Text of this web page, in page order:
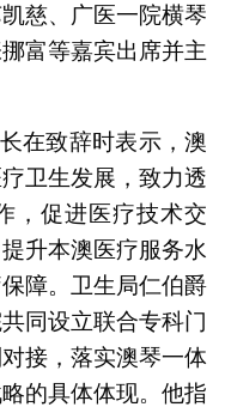
慈、广医一院横琴
富等嘉宾出席并主
在致辞时表示，澳
卫生发展，致力透
，促进医疗技术交
升本澳医疗服务水
障。卫生局仁伯爵
同设立联合专科门
接，落实澳琴一体
的具体体现。他指